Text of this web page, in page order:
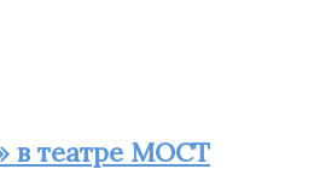
в театре МОСТ